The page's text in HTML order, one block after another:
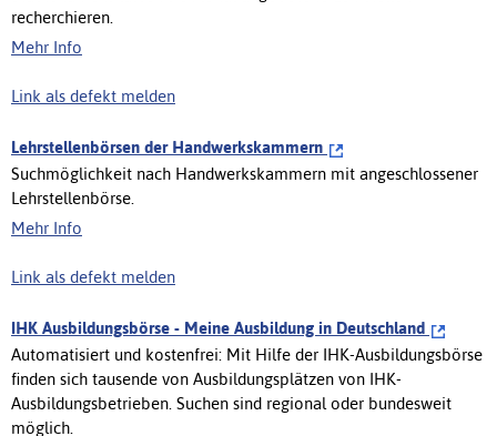
recherchieren.
Mehr Info
Link als defekt melden
Lehrstellenbörsen der Handwerkskammern
Suchmöglichkeit nach Handwerkskammern mit angeschlossener
Lehrstellenbörse.
Mehr Info
Link als defekt melden
IHK Ausbildungsbörse - Meine Ausbildung in Deutschland
Automatisiert und kostenfrei: Mit Hilfe der IHK-Ausbildungsbörse
finden sich tausende von Ausbildungsplätzen von IHK-
Ausbildungsbetrieben. Suchen sind regional oder bundesweit
möglich.